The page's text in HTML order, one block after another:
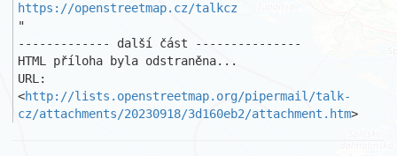
https://openstreetmap.cz/talkcz
"
------------- další část ---------------
HTML příloha byla odstraněna...
URL:
<http://lists.openstreetmap.org/pipermail/talk-
cz/attachments/20230918/3d160eb2/attachment.htm>